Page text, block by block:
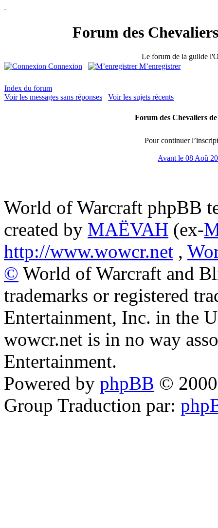
-
Forum des
Le forum de la guilde
Connexion
M’enregistrer
Index du forum
Voir les messages sans réponses
Voir les sujets récents
Forum des Chevaliers
Pour continuer
Avant le 08 Aoû
World of Warcraft phpBB
created by MAËVAH (ex-
http://www.wowcr.net ,
© World of Warcraft and
trademarks or registered
Entertainment, Inc. in the
wowcr.net is in no way
Entertainment.
Powered by phpBB ©
Group Traduction par: